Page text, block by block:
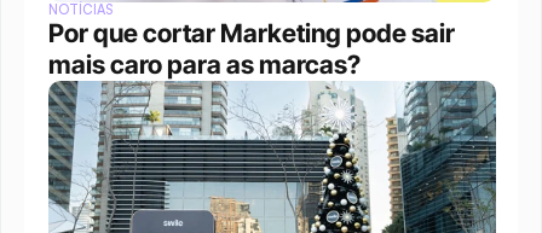
NOTÍCIAS
Por que cortar Marketing pode sair
mais caro para as marcas?